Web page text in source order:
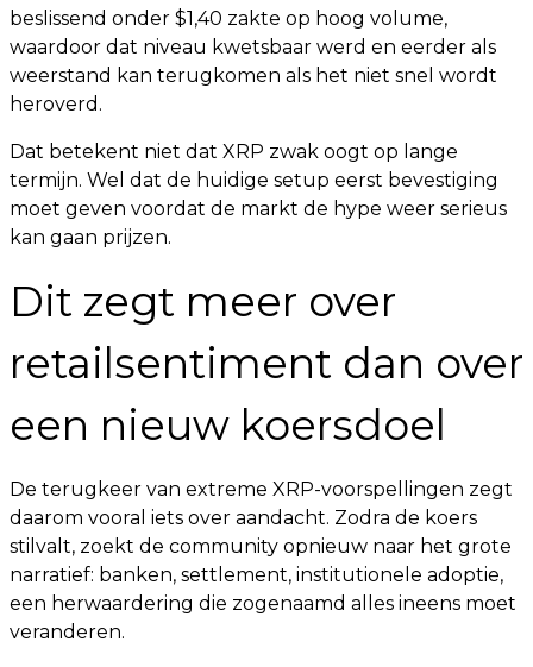
beslissend onder $1,40 zakte op hoog volume,
waardoor dat niveau kwetsbaar werd en eerder als
weerstand kan terugkomen als het niet snel wordt
heroverd.
Dat betekent niet dat XRP zwak oogt op lange
termijn. Wel dat de huidige setup eerst bevestiging
moet geven voordat de markt de hype weer serieus
kan gaan prijzen.
Dit zegt meer over
retailsentiment dan over
een nieuw koersdoel
De terugkeer van extreme XRP-voorspellingen zegt
daarom vooral iets over aandacht. Zodra de koers
stilvalt, zoekt de community opnieuw naar het grote
narratief: banken, settlement, institutionele adoptie,
een herwaardering die zogenaamd alles ineens moet
veranderen.